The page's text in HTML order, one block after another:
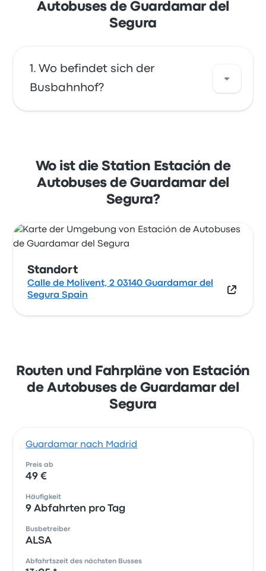
Autobuses de Guardamar del
Segura
Wo befindet sich der
Busbahnhof?
03140 Guardamar del Segura Spain. Sehen
Sie sich den Standort dieser Bushaltestelle in
Guardamar auf einer Karte an.
Wo ist die Station Estación de
Autobuses de Guardamar del
Segura?
Standort
Calle de Molivent, 2 03140 Guardamar del
Segura Spain
Routen und Fahrpläne von Estación
de Autobuses de Guardamar del
Segura
Guardamar nach Madrid
Preis ab
49 €
Häufigkeit
9 Abfahrten pro Tag
Busbetreiber
ALSA
Abfahrtszeit des nächsten Busses